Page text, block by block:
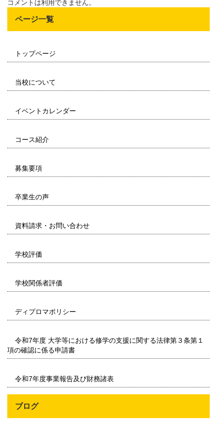
コメントは利用できません。
ページ一覧
トップページ
当校について
イベントカレンダー
コース紹介
募集要項
卒業生の声
資料請求・お問い合わせ
学校評価
学校関係者評価
ディプロマポリシー
令和7年度 大学等における修学の支援に関する法律第３条第１
項の確認に係る申請書
令和7年度事業報告及び財務諸表
ブログ